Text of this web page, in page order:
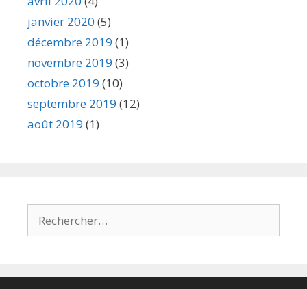
janvier 2020 (5)
décembre 2019 (1)
novembre 2019 (3)
octobre 2019 (10)
septembre 2019 (12)
août 2019 (1)